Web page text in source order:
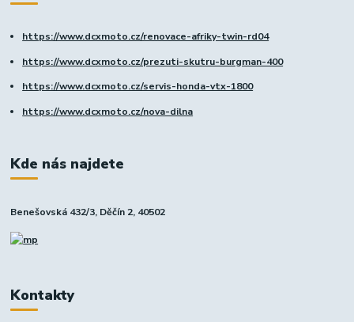
https://www.dcxmoto.cz/renovace-afriky-twin-rd04
https://www.dcxmoto.cz/prezuti-skutru-burgman-400
https://www.dcxmoto.cz/servis-honda-vtx-1800
https://www.dcxmoto.cz/nova-dilna
Kde nás najdete
Benešovská 432/3, Děčín 2, 40502
Kontakty